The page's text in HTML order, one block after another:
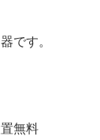
です。
無料